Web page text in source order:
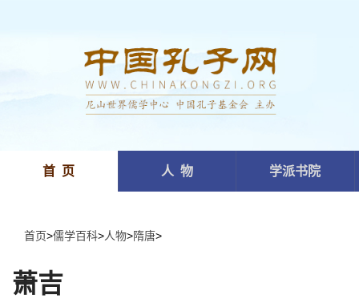
首 页 人 物 学派书院
首页>儒学百科>人物>隋唐>
萧吉